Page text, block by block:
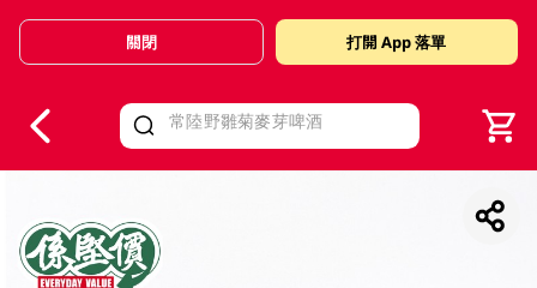
Valid Until 30 June 2026
關閉 打開 App 落單